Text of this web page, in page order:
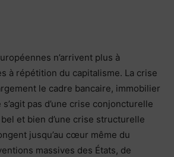
n’arrivent plus à
à répétition du capitalisme. La crise
le cadre bancaire, immobilier
pas d’une crise conjoncturelle
et bien d’une crise structurelle
jusqu’au cœur même du
massives des États, de